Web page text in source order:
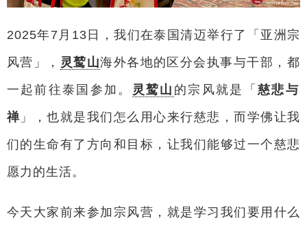
2025年7月13日，我们在泰国清迈举行了「亚洲宗
风营」， 灵鹫山海外各地的区分会执事与干部，都
一起前往泰国参加。
灵鹫山 的宗风就是「 慈悲与
禅 」，也就是我们怎么用心来行慈悲，而学佛让我
们的生命有了方向和目标，让我们能够过一个慈悲
愿力的生活。
今天大家前来参加宗风营，就是学习我们要用什么